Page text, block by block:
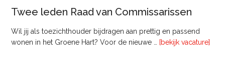
Twee leden Raad van Commissarissen
Wil jij als toezichthouder bijdragen aan prettig en passend
wonen in het Groene Hart? Voor de nieuwe …
[bekijk vacature]